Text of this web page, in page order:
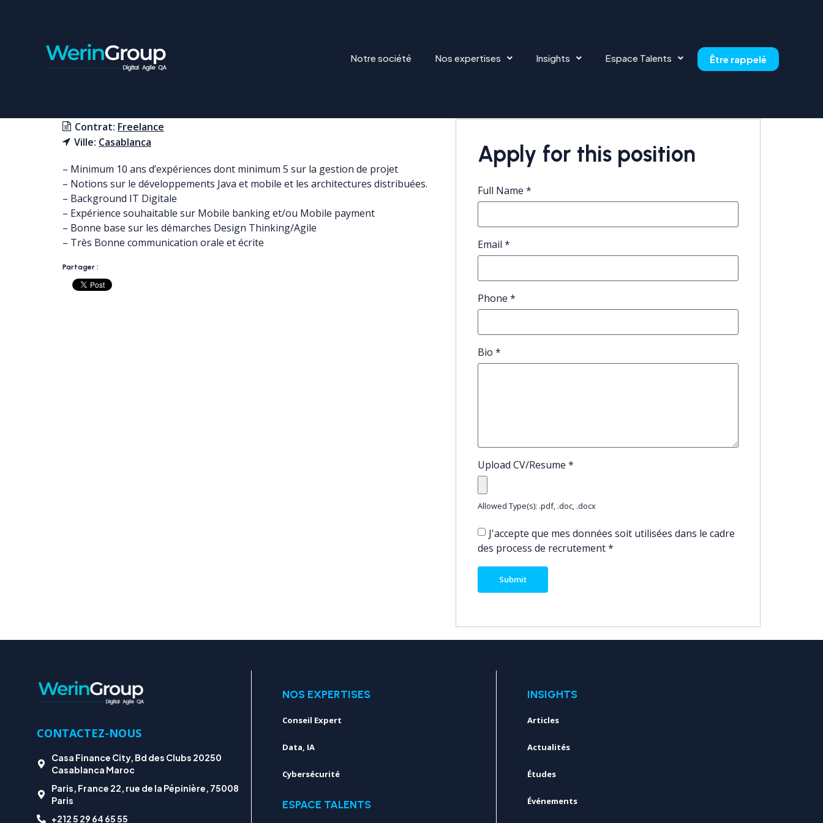
Notre société Nos expertises Insights Espace Talents Être rappelé
Contrat: Freelance
Ville: Casablanca
– Minimum 10 ans d’expériences dont minimum 5 sur la gestion de projet
– Notions sur le développements Java et mobile et les architectures distribuées.
– Background IT Digitale
– Expérience souhaitable sur Mobile banking et/ou Mobile payment
– Bonne base sur les démarches Design Thinking/Agile
– Très Bonne communication orale et écrite
Partager :
Apply for this position
Full Name *
Email *
Phone *
Bio *
Upload CV/Resume *
Allowed Type(s): .pdf, .doc, .docx
J'accepte que mes données soit utilisées dans le cadre
des process de recrutement*
CONTACTEZ-NOUS
Casa Finance City, Bd des Clubs 20250
Casablanca Maroc
Paris, France 22, rue de la Pépinière, 75008
Paris
+212 5 29 64 65 55
NOS EXPERTISES
Conseil Expert
Data, IA
Cybersécurité
ESPACE TALENTS
INSIGHTS
Articles
Actualités
Études
Événements